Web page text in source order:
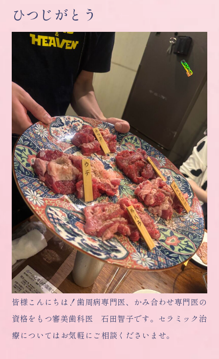
ひつじがとう
皆様こんにちは！歯周病専門医、かみ合わせ専門医の
資格をもつ審美歯科医 石田智子です。セラミック治
療についてはお気軽にご相談くださいませ。